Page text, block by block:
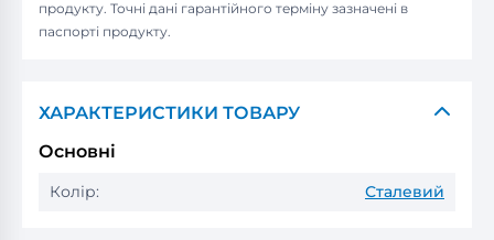
продукту. Точні дані гарантійного терміну зазначені в
паспорті продукту.
ХАРАКТЕРИСТИКИ ТОВАРУ
Основні
Колір: Сталевий